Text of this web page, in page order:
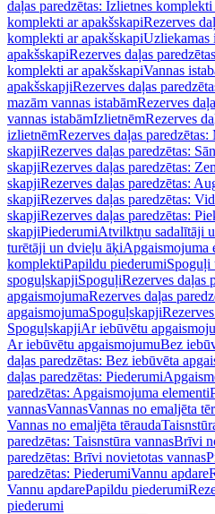
daļas paredzētas: Izlietnes komplekti
komplekti ar apakšskapiRezerves
komplekti ar apakšskapiUzliekamas
apakšskapiRezerves daļas
komplekti ar apakšskapiVannas
apakšskapjiRezerves daļas
mazām vannas istabāmRezerves
vannas istabāmIzlietnēmRezerves
izlietnēmRezerves daļas
skapjiRezerves daļas paredzētas:
skapjiRezerves daļas paredzētas:
skapjiRezerves daļas paredzētas:
skapjiRezerves daļas paredzētas:
skapjiRezerves daļas paredzētas:
skapjiPiederumiAtvilktņu sadalītāji
turētāji un dvieļu āķiApgaismojuma
komplektiPapildu piederumiSpoguļi
spoguļskapjiSpoguļiRezerves daļas
apgaismojumaRezerves daļas
apgaismojumaSpoguļskapji
SpoguļskapjiAr iebūvētu
Ar iebūvētu apgaismojumuBez
daļas paredzētas: Bez iebūvēta
daļas paredzētas: Piederumi
paredzētas: Apgaismojuma elementi
vannasVannasVannas no emaljēta
Vannas no emaljēta tērauda
paredzētas: Taisnstūra vannasBrīvi
paredzētas: Brīvi novietotas vannas
paredzētas: PiederumiVannu apdare
Vannu apdarePapildu piederumi
piederumi